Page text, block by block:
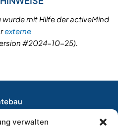
verwalten
mit Hilfe der activeMind
externe
#2024-10-25).